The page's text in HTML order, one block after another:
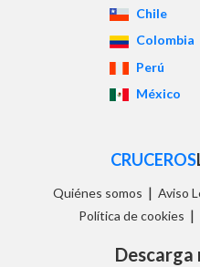
Chile
Colombia
Perú
México
CRUCEROS
Quiénes somos | Aviso
Política de cookies |
Descarga